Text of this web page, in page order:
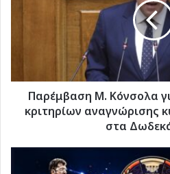
αναγνώρισης
κυριότητας
εκτάσεων
Παρέμβαση Μ. Κόνσολα
κριτηρίων αναγνώρισης
στα